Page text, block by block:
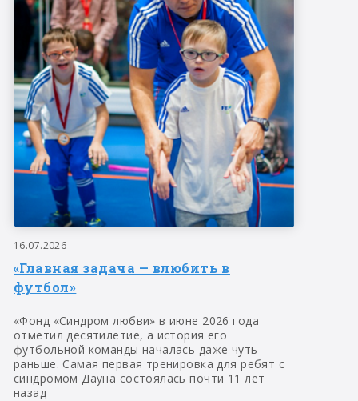
16.07.2026
«Главная задача — влюбить в
футбол»
«Фонд «Синдром любви» в июне 2026 года
отметил десятилетие, а история его
футбольной команды началась даже чуть
раньше. Самая первая тренировка для ребят с
синдромом Дауна состоялась почти 11 лет
назад